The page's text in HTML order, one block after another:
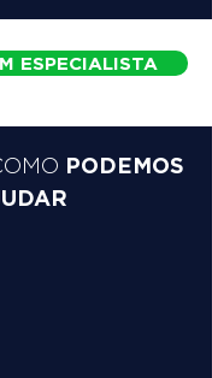
ESPECIALISTA
PODEMOS